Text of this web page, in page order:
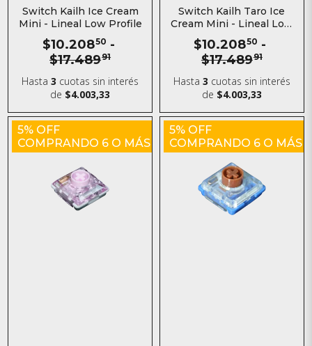
Switch Kailh Ice Cream
Mini - Lineal Low Profile
$10.20850 -
$17.48991
Hasta3 cuotas sin interés
de $4.003,33
Switch Kailh Taro Ice
Cream Mini - Lineal Low
Profile
$10.20850 -
$17.48991
Hasta 3 cuotas sin interés
de $4.003,33
5% OFF
COMPRANDO 6 O MÁS
5% OFF
COMPRANDO 6 O MÁS